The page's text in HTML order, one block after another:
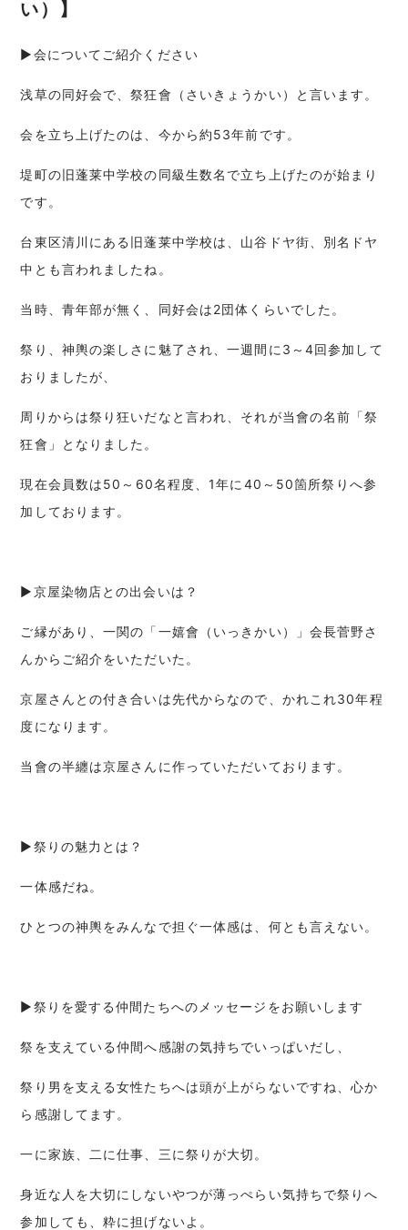
い）】
▶会についてご紹介ください
浅草の同好会で、祭狂會（さいきょうかい）と言います。
会を立ち上げたのは、今から約53年前です。
堤町の旧蓬莱中学校の同級生数名で立ち上げたのが始まり
です。
台東区清川にある旧蓬莱中学校は、山谷ドヤ街、別名ドヤ
中とも言われましたね。
当時、青年部が無く、同好会は2団体くらいでした。
祭り、神輿の楽しさに魅了され、一週間に 3 ～ 4回参加して
おりましたが、
周りからは祭り狂いだなと言われ、それが当會の名前「祭
狂會」となりました。
現在会員数は50 ～ 60名程度、1年に 40 ～ 50箇所祭りへ参
加しております。
▶京屋染物店との出会いは？
ご縁があり、一関の「一嬉會（いっきかい）」会長菅野さ
んからご紹介をいただいた。
京屋さんとの付き合いは先代からなので、かれこれ30年程
度になります。
当會の半纏は京屋さんに作っていただいております。
▶祭りの魅力とは？
一体感だね。
ひとつの神輿をみんなで担ぐ一体感は、何とも言えない。
▶祭りを愛する仲間たちへのメッセージをお願いします
祭を支えている仲間へ感謝の気持ちでいっぱいだし、
祭り男を支える女性たちへは頭が上がらないですね、心か
ら感謝してます。
一に家族、二に仕事、三に祭りが大切。
身近な人を大切にしないやつが薄っぺらい気持ちで祭りへ
参加しても、粋に担げないよ。